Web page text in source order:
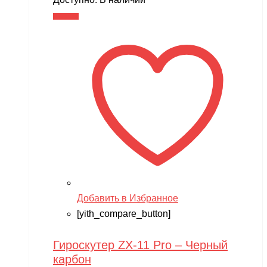
Добавить в Избранное
[yith_compare_button]
Гироскутер ZX-11 Pro – Черный
карбон